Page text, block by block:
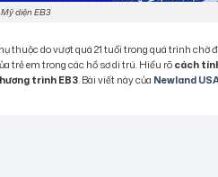
diện EB3
thuộc do vượt quá 21 tuổi trong quá trình chờ
trẻ em trong các hồ sơ di trú. Hiểu rõ cách
trình EB3. Bài viết này của Newland